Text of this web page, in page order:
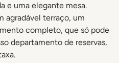
e uma elegante mesa.
agradável terraço, um
completo, que só pode
departamento de reservas,